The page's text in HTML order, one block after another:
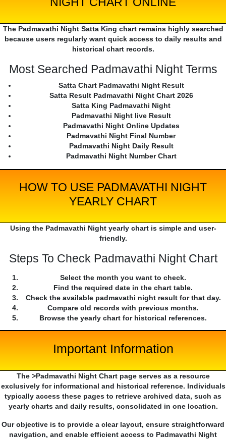
The Padmavathi Night Satta King chart remains highly searched
because users regularly want quick access to daily results and
historical chart records.
Most Searched Padmavathi Night Terms
Satta Chart Padmavathi Night Result
Satta Result Padmavathi Night Chart 2026
Satta King Padmavathi Night
Padmavathi Night live Result
Padmavathi Night Online Updates
Padmavathi Night Final Number
Padmavathi Night Daily Result
Padmavathi Night Number Chart
HOW TO USE PADMAVATHI NIGHT
YEARLY CHART
Using the Padmavathi Night yearly chart is simple and user-
friendly.
Steps To Check Padmavathi Night Chart
Select the month you want to check.
Find the required date in the chart table.
Check the available padmavathi night result for that day.
Compare old records with previous months.
Browse the yearly chart for historical references.
Important Information
The >Padmavathi Night Chart page serves as a resource
exclusively for informational and historical reference. Individuals
typically access these pages to retrieve archived data, such as
yearly charts and daily results, consolidated in one location.
Our objective is to provide a clear layout, ensure straightforward
navigation, and enable efficient access to Padmavathi Night